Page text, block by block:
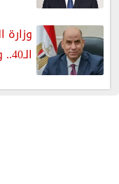
الـ40.. وتطلق مبادرة دعم الخبرات